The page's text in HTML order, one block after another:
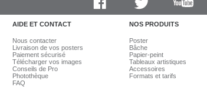
Facebook Twitter Youtube
AIDE ET CONTACT
Nous contacter
Livraison de vos posters
Paiement sécurisé
Télécharger vos images
Conseils de Pro
Photothèque
FAQ
NOS PRODUITS
Poster
Bâche
Papier-peint
Tableaux artistiques
Accessoires
Formats et tarifs